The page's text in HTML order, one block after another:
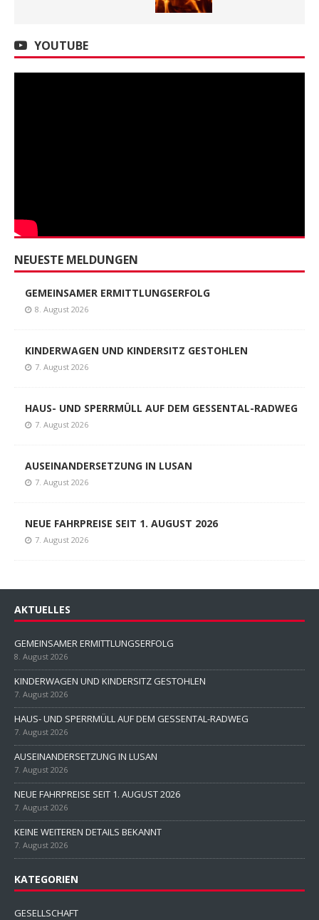
YOUTUBE
NEUESTE MELDUNGEN
GEMEINSAMER ERMITTLUNGSERFOLG
8. August 2026
KINDERWAGEN UND KINDERSITZ GESTOHLEN
7. August 2026
HAUS- UND SPERRMÜLL AUF DEM GESSENTAL-RADWEG
7. August 2026
AUSEINANDERSETZUNG IN LUSAN
7. August 2026
NEUE FAHRPREISE SEIT 1. AUGUST 2026
7. August 2026
AKTUELLES
GEMEINSAMER ERMITTLUNGSERFOLG
8. August 2026
KINDERWAGEN UND KINDERSITZ GESTOHLEN
7. August 2026
HAUS- UND SPERRMÜLL AUF DEM GESSENTAL-RADWEG
7. August 2026
AUSEINANDERSETZUNG IN LUSAN
7. August 2026
NEUE FAHRPREISE SEIT 1. AUGUST 2026
7. August 2026
KEINE WEITEREN DETAILS BEKANNT
7. August 2026
KATEGORIEN
GESELLSCHAFT